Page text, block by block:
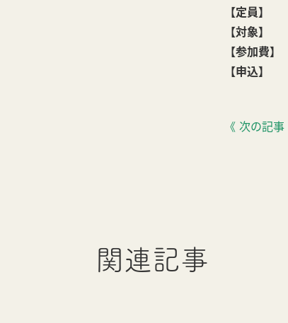
【定員
【対象】
【参加費
【申込】
《 次の記事
関連記事